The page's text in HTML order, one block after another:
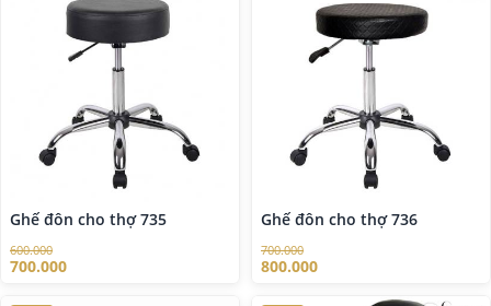
Ghế đôn cho thợ 735
600.000
700.000
Ghế đôn cho thợ 736
700.000
800.000